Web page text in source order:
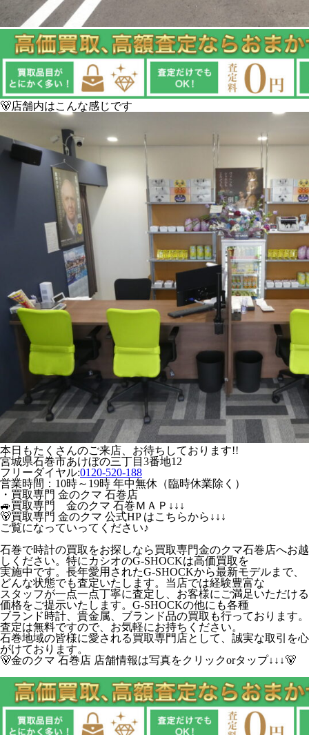
🐻店舗内はこんな感じです
本日もたくさんのご来店、お待ちしております!!
宮城県石巻市あけぼの三丁目3番地12
フリーダイヤル:0120-520-188
営業時間：10時～19時 年中無休（臨時休業除く）
・買取専門 金のクマ 石巻店
🚙買取専門 金のクマ 石巻ＭＡＰ↓↓↓
🐻買取専門 金のクマ 公式HP はこちらから↓↓↓
ご覧になっていってください♪
石巻で時計の買取をお探しなら買取専門金のクマ石巻店へお越
しください。特にカシオのG-SHOCKは高価買取を
実施中です。長年愛用されたG-SHOCKから最新モデルまで、
どんな状態でも査定いたします。当店では経験豊富な
スタッフが一点一点丁寧に査定し、お客様にご満足いただける
価格をご提示いたします。G-SHOCKの他にも各種
ブランド時計、貴金属、ブランド品の買取も行っております。
査定は無料ですので、お気軽にお持ちください。
石巻地域の皆様に愛される買取専門店として、誠実な取引を心
がけております。
🐻金のクマ 石巻店 店舗情報は写真をクリックorタップ↓↓↓🐻